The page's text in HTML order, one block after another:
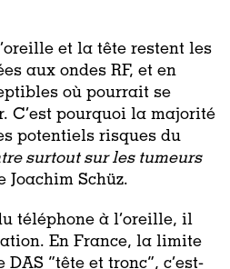
et la tête restent les
aux ondes RF, et en
où pourrait se
C’est pourquoi la majorité
potentiels risques du
surtout sur les tumeurs
Joachim Schüz.
téléphone à l’oreille, il
En France, la limite
“tête et tronc”, c’est-